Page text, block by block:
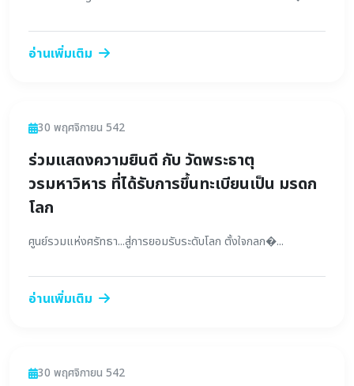
อ่านเพิ่มเติม
ข่าวสาร
30 พฤศจิกายน 542
ร่วมแสดงความยินดี กับ วัดพระธาตุ
วรมหาวิหาร ที่ได้รับการขึ้นทะเบียนเป็น มรดก
โลก
ศูนย์รวมแห่งศรัทธา...สู่การยอมรับระดับโลก ตั้งใจกลก�...
อ่านเพิ่มเติม
ข่าวสาร
30 พฤศจิกายน 542